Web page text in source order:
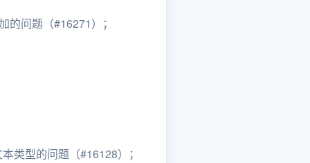
问题（#16271）；
类型的问题（#16128）；